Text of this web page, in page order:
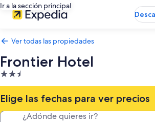
Ir a la sección principal
Ver todas las propiedades
Frontier Hotel
Propiedad
de
2.5
estrellas
Elige las fechas para ver precios
¿Adónde quieres ir?